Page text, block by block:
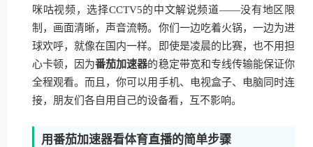
咪咕视频，选择CCTV5的中文解说频道——没有地区限
制，画面清晰，声音流畅。你们一边吃着火锅，一边为进
球欢呼，就像在国内一样。即使是凌晨的比赛，也不用担
心卡顿，因为番茄加速器的稳定带宽和专线传输能保证你
全程观看。而且，你可以用手机、电视盒子、电脑同时连
接，朋友们各自用自己的设备看，互不影响。
用番茄加速器看体育直播的简单步骤